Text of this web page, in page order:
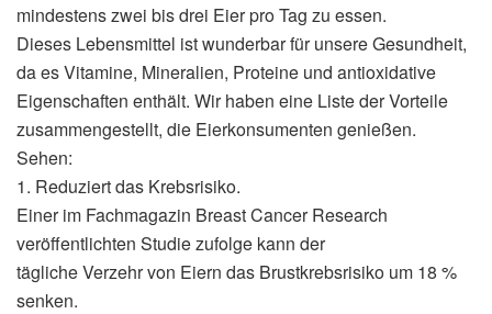
mindestens zwei bis drei Eier pro Tag zu essen.
Dieses Lebensmittel ist wunderbar für unsere Gesundheit,
da es Vitamine, Mineralien, Proteine ​​und antioxidative
Eigenschaften enthält. Wir haben eine Liste der Vorteile
zusammengestellt, die Eierkonsumenten genießen.
Sehen:
1. Reduziert das Krebsrisiko.
Einer im Fachmagazin Breast Cancer Research
veröffentlichten Studie zufolge kann der
tägliche Verzehr von Eiern das Brustkrebsrisiko um 18 %
senken.